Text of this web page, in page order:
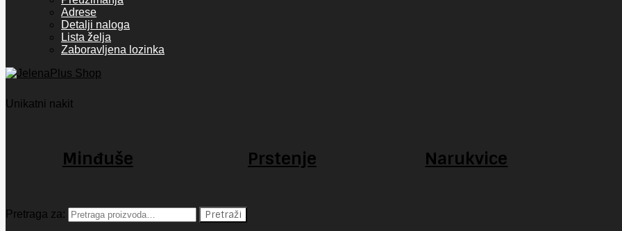
Adrese
Detalji naloga
Lista želja
Zaboravljena lozinka
Unikatni nakit
Minđuše Prstenje Narukvice
Pretraga za: Pretraži